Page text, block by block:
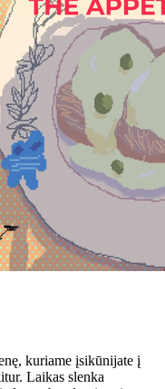
kuriame įsikūnijate į
Laikas slenka